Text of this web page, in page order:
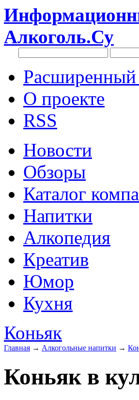
Алкоголь.Су
Расширенный
О проекте
RSS
Новости
Обзоры
Каталог
Напитки
Алкопедия
Креатив
Юмор
Кухня
Коньяк
Главная → Алкогольные напитки →
Коньяк в